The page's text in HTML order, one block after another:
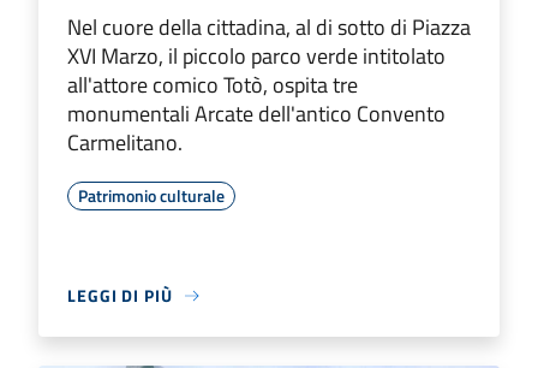
Nel cuore della cittadina, al di sotto di Piazza
XVI Marzo, il piccolo parco verde intitolato
all'attore comico Totò, ospita tre
monumentali Arcate dell'antico Convento
Carmelitano.
Patrimonio culturale
LEGGI DI PIÙ